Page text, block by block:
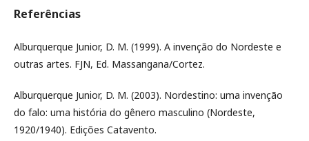
Referências
Alburquerque Junior, D. M. (1999). A invenção do Nordeste e
outras artes. FJN, Ed. Massangana/Cortez.
Alburquerque Junior, D. M. (2003). Nordestino: uma invenção
do falo: uma história do gênero masculino (Nordeste,
1920/1940). Edições Catavento.